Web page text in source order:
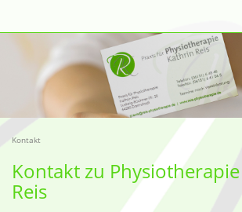
Kontakt
Kontakt zu
Reis